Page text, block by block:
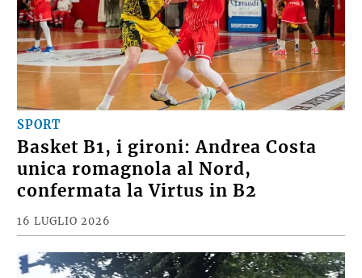
SPORT
Basket B1, i gironi: Andrea Costa
unica romagnola al Nord,
confermata la Virtus in B2
16 LUGLIO 2026